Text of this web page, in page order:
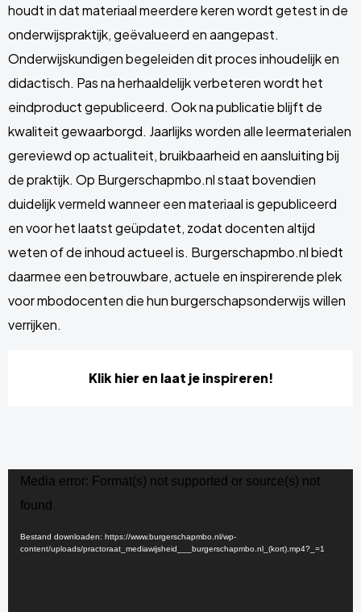
houdt in dat materiaal meerdere keren wordt getest in de
onderwijspraktijk, geëvalueerd en aangepast.
Onderwijskundigen begeleiden dit proces inhoudelijk en
didactisch. Pas na herhaaldelijk verbeteren wordt het
eindproduct gepubliceerd. Ook na publicatie blijft de
kwaliteit gewaarborgd. Jaarlijks worden alle leermaterialen
gereviewd op actualiteit, bruikbaarheid en aansluiting bij
de praktijk. Op Burgerschapmbo.nl staat bovendien
duidelijk vermeld wanneer een materiaal is gepubliceerd
en voor het laatst geüpdatet, zodat docenten altijd
weten of de inhoud actueel is. Burgerschapmbo.nl biedt
daarmee een betrouwbare, actuele en inspirerende plek
voor mbodocenten die hun burgerschapsonderwijs willen
verrijken.
Klik hier en laat je inspireren!
Videospeler
Media error: Format(s) not supported or source(s) not
found
Bestand downloaden: https://www.burgerschapmbo.nl/wp-
content/uploads/practoraat_mediawijsheid___burgerschapmbo.nl_(kort).mp4?_=1